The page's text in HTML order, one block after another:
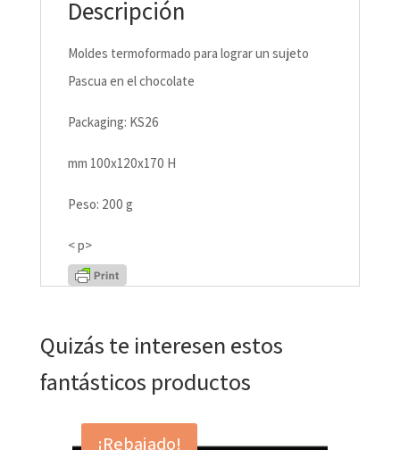
Descripción
Moldes termoformado para lograr un sujeto
Pascua en el chocolate
Packaging: KS26
mm 100x120x170 H
Peso: 200 g
< p>
Quizás te interesen estos
fantásticos productos
¡Rebajado!